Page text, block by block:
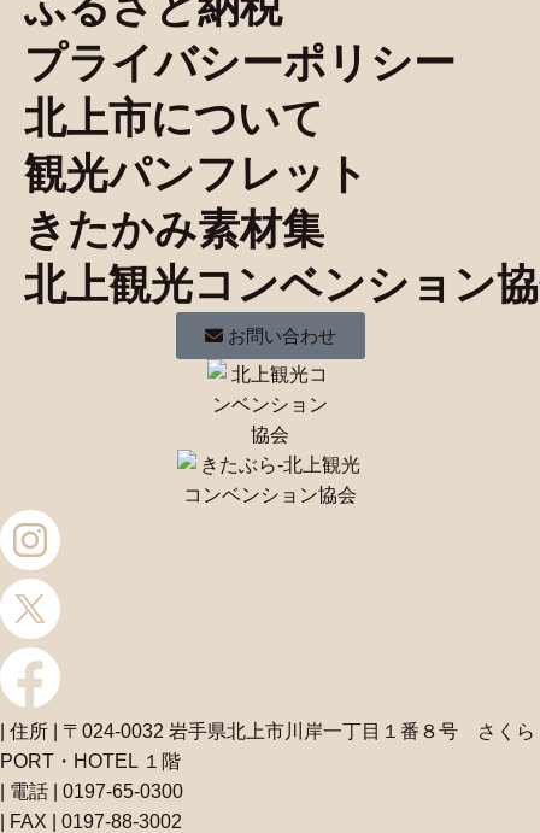
プライバシーポリシー
北上市について
観光パンフレット
きたかみ素材集
北上観光コンベンション
お問い合わせ
| 住所 | 〒024-0032 岩手県北上市川岸一丁目１番８号 さくら
PORT・HOTEL １階
| 電話 | 0197-65-0300
| FAX | 0197-88-3002